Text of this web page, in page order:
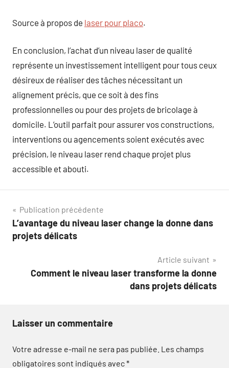
Source à propos de laser pour placo.
En conclusion, l’achat d’un niveau laser de qualité
représente un investissement intelligent pour tous ceux
désireux de réaliser des tâches nécessitant un
alignement précis, que ce soit à des fins
professionnelles ou pour des projets de bricolage à
domicile. L’outil parfait pour assurer vos constructions,
interventions ou agencements soient exécutés avec
précision, le niveau laser rend chaque projet plus
accessible et abouti.
Navigation
de
Publication précédente
L’avantage du niveau laser change la donne dans
projets délicats
Article suivant
Comment le niveau laser transforme la donne
dans projets délicats
Laisser un commentaire
Votre adresse e-mail ne sera pas publiée. Les champs
obligatoires sont indiqués avec*